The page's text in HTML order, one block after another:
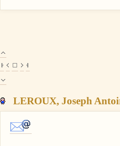
LEROUX, Joseph